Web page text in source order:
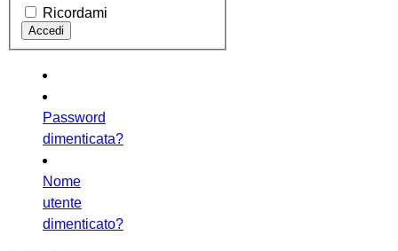
Ricordami
Password
dimenticata?
Nome
utente
dimenticato?